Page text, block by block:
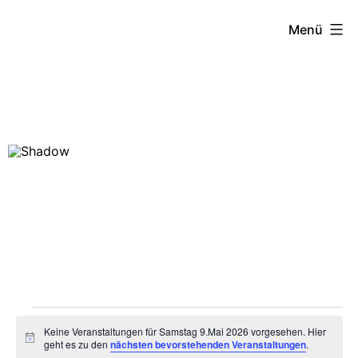
Menü
Hinweis
Keine Veranstaltungen für Samstag 9.Mai 2026 vorgesehen. Hier
geht es zu dennächsten bevorstehenden Veranstaltungen.